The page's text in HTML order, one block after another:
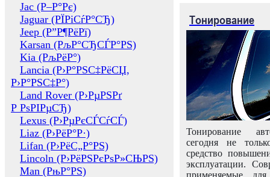
Jac (Р–Р°Рє)
Jaguar (РЇРіСѓР°СЂ)
Jeep (Р”Р¶РёРї)
Karsan (РљР°СЂСЃР°РЅ)
Kia (РљРёР°)
Lancia (Р›Р°РЅС‡РёСЏ,
Р›Р°РЅС‡Р°)
Land Rover (Р›РµРЅРґ
Р РѕРІРµСЂ)
Lexus (Р›РµРєСЃСѓСЃ)
Liaz (Р›РёР°Р·)
Lifan (Р›РёС„Р°РЅ)
Lincoln (Р›РёРЅРєРѕР»СЊРЅ)
Man (РњР°РЅ)
Тонирование
Тонирование
сегодня не
средство
эксплуатации.
применяемые